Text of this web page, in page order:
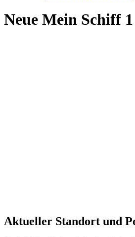
Neue Mein Schiff 1
Aktueller Standort und